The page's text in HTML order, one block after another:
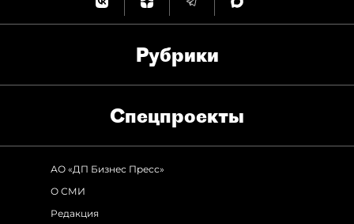
Рубрики
Спец­проекты
АО «ДП Бизнес Пресс»
О СМИ
Редакция